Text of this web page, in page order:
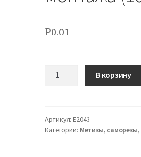
Р0.01
В корзину
Артикул:Е2043
Категории: Метизы, саморезы,